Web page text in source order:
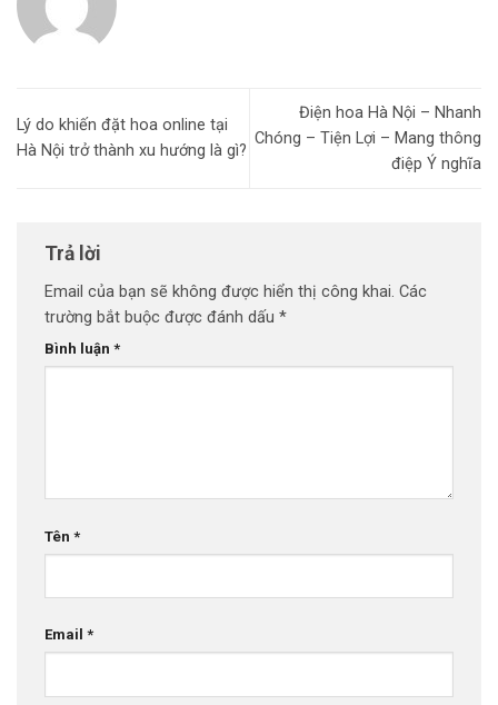
Lý do khiến đặt hoa online tại
Hà Nội trở thành xu hướng là gì?
Điện hoa Hà Nội – Nhanh
Chóng – Tiện Lợi – Mang thông
điệp Ý nghĩa
Trả lời
Email của bạn sẽ không được hiển thị công khai. Các
trường bắt buộc được đánh dấu *
Bình luận *
Tên *
Email *